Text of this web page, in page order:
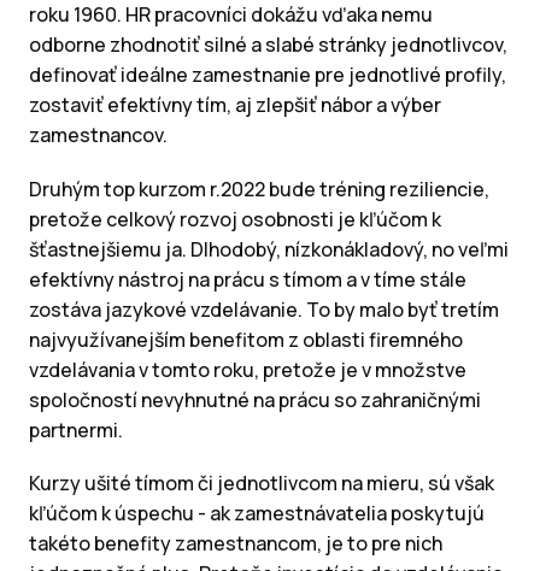
roku 1960. HR pracovníci dokážu vďaka nemu
odborne zhodnotiť silné a slabé stránky jednotlivcov,
definovať ideálne zamestnanie pre jednotlivé profily,
zostaviť efektívny tím, aj zlepšiť nábor a výber
zamestnancov.
Druhým top kurzom r.2022 bude tréning reziliencie,
pretože celkový rozvoj osobnosti je kľúčom k
šťastnejšiemu ja. Dlhodobý, nízkonákladový, no veľmi
efektívny nástroj na prácu s tímom a v tíme stále
zostáva jazykové vzdelávanie. To by malo byť tretím
najvyužívanejším benefitom z oblasti firemného
vzdelávania v tomto roku, pretože je v množstve
spoločností nevyhnutné na prácu so zahraničnými
partnermi.
Kurzy ušité tímom či jednotlivcom na mieru, sú však
kľúčom k úspechu - ak zamestnávatelia poskytujú
takéto benefity zamestnancom, je to pre nich